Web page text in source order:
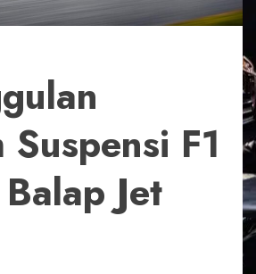
Suspensi F1
Jet